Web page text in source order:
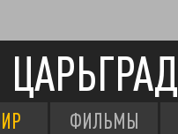
ЦАРЬГРАД
ФИЛЬМЫ